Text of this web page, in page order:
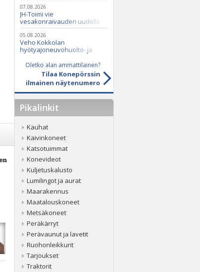
07.08.2026
JH-Toimi vie
vesakonraivauden uudelle
tasolle Casen ja Seppi-
murskaimen avulla
05.08.2026
Veho Kokkolan
hyötyajoneuvohuolto- ja
Oy:lle lokakuussa
Oletko alan ammattilainen?
Tilaa Konepörssin
ilmainen näytenumero
Pikalinkit
Kauhat
Kaivinkoneet
Katsotuimmat
Konevideot
Kuljetuskalusto
Lumilingot ja aurat
Maarakennus
Maatalouskoneet
Metsäkoneet
Peräkärryt
Perävaunut ja lavetit
Ruohonleikkurit
Tarjoukset
Traktorit